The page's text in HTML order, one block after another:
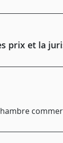
prix et la